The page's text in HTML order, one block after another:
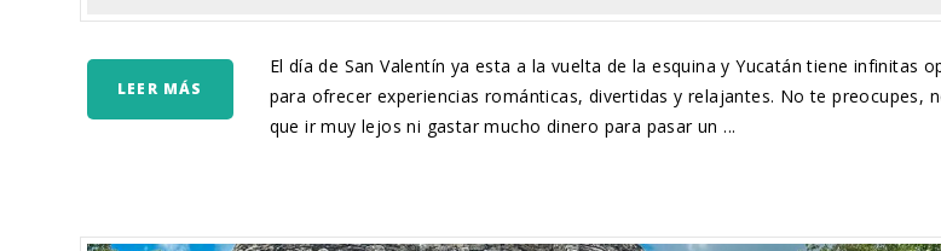
LEER MÁS
El día de San Valentín ya esta a la vuelta de la esquina y Yucatán tiene infinitas
para ofrecer experiencias románticas, divertidas y relajantes. No te preocupes,
que ir muy lejos ni gastar mucho dinero para pasar un ...